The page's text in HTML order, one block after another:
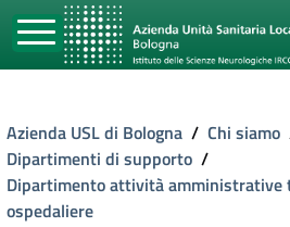
Azienda USL di Bologna / Chi siamo
Dipartimenti di supporto /
Dipartimento attività amministrative
ospedaliere